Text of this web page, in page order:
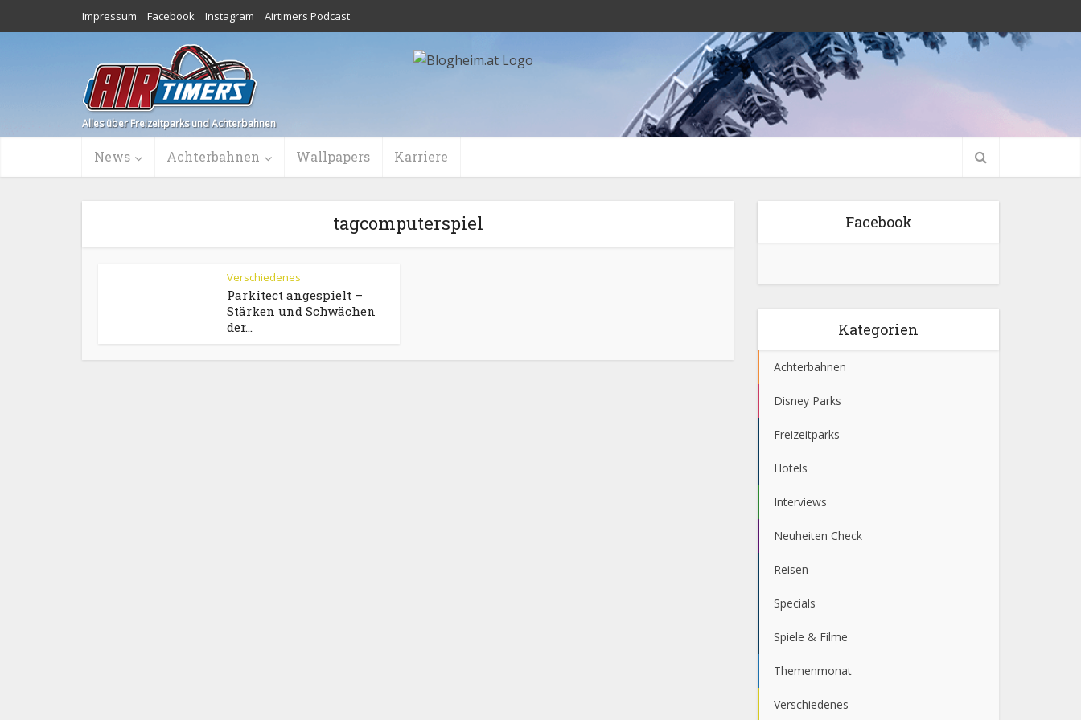
Impressum Facebook Instagram Airtimers Podcast
Alles über Freizeitparks und Achterbahnen
News Achterbahnen Wallpapers Karriere
tagcomputerspiel
Verschiedenes
Parkitect angespielt –
Stärken und Schwächen
der...
Facebook
Kategorien
Achterbahnen
Disney Parks
Freizeitparks
Hotels
Interviews
Neuheiten Check
Reisen
Specials
Spiele & Filme
Themenmonat
Verschiedenes